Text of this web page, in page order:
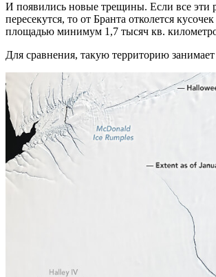
И появились новые трещины. Если все эти
пересекутся, то от Бранта отколется
площадью минимум 1,7 тысяч кв.
Для сравнения, такую территорию